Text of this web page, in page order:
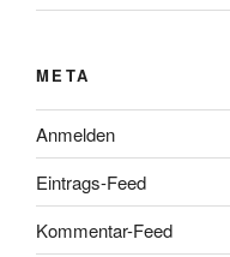
META
Anmelden
Eintrags-Feed
Kommentar-Feed